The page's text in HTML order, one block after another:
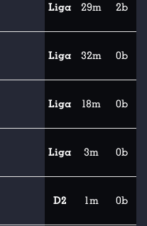
Liga 29m 2b
Liga 32m 0b
Liga 18m 0b
Liga 3m 0b
D2 1m 0b